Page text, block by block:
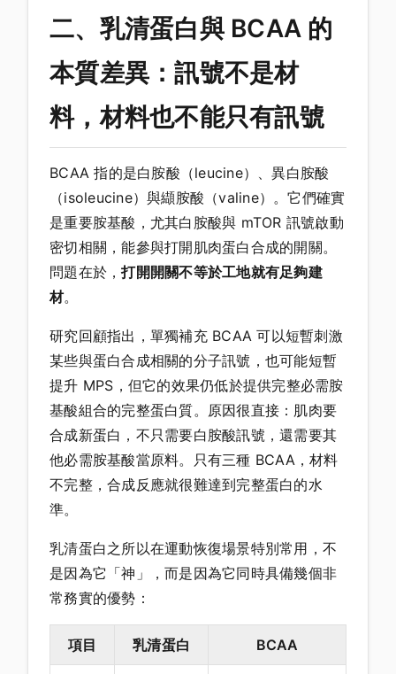
二、乳清蛋白與 BCAA 的
本質差異：訊號不是材
料，材料也不能只有訊號
BCAA 指的是白胺酸（leucine）、異白胺酸
（isoleucine）與纈胺酸（valine）。它們確實
是重要胺基酸，尤其白胺酸與 mTOR 訊號啟動
密切相關，能參與打開肌肉蛋白合成的開關。
問題在於，打開開關不等於工地就有足夠建
材。
研究回顧指出，單獨補充 BCAA 可以短暫刺激
某些與蛋白合成相關的分子訊號，也可能短暫
提升 MPS，但它的效果仍低於提供完整必需胺
基酸組合的完整蛋白質。原因很直接：肌肉要
合成新蛋白，不只需要白胺酸訊號，還需要其
他必需胺基酸當原料。只有三種 BCAA，材料
不完整，合成反應就很難達到完整蛋白的水
準。
乳清蛋白之所以在運動恢復場景特別常用，不
是因為它「神」，而是因為它同時具備幾個非
常務實的優勢：
項目 乳清蛋白 BCAA